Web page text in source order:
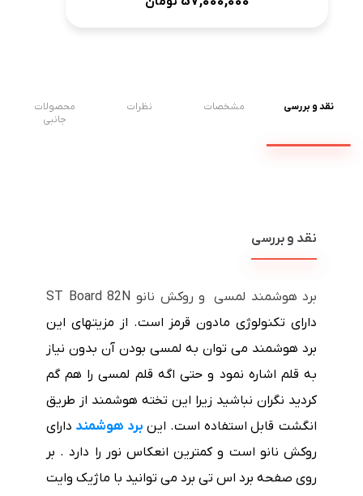
نقد و بررسی مشخصات نظرات
محصولات
جانبی
نقد و بررسی
برد هوشمند لمسی و روکش نانو ST Board 82N
دارای تکنولوژی مادون قرمز است. از مزیتهای این
برد هوشمند می توان به لمسی بودن آن بدون نیاز
به قلم اشاره نمود و حتی اگه قلم لمسی را هم گم
کردید نگران نباشید زیرا این تخته هوشمند از طریق
انگشت قابل استفاده است. این برد هوشمند دارای
روکش نانو است و کمترین انعکاس نور را دارد . بر
روی صفحه برد اس تی برد می توانید با ماژیک وایت